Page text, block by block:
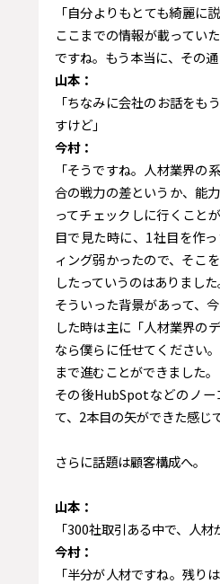
「自分よりもとても綺麗に
ここまでの情報が載ってい
ですね。もう本当に、その通
山本：
「ちなみに会社のお話をも
すけど」
今村：
「そうですね。人材業界の
合の戦力の差というか、能
ってチェックしに行くこと
目で見た時に、1社目を作
ィング弱かったので、そこ
したっていうのはありました
そういった背景があって、
した時は主に「人材業界の
なら僕らに任せてください
まで進むことができました。
その後HubSpotなどのノー
て、2本目の矢ができた感じ
さらに話題は顧客構成へ。
山本：
「300社取引ある中で、人材
今村：
「半分が人材ですね。残り